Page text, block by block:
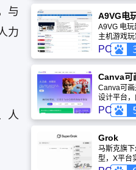
与
力
人
户，专注
PC及移动
A9VG电
A9VG 电
主机游戏
核心，提
攻略和资
平台。凭借
跃的用户
家交流心得
之一。
PC
Canva可
Canva可
设计平台，
提供海量
自媒体封
零基础用
作，让设计
PC
Grok
马斯克旗
型，X平台
体协作的